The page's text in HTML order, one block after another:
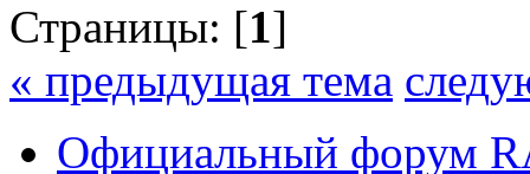
Страницы: [1]
« предыдущая тема
Официальный форум